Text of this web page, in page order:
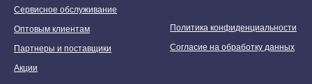
Сервисное обслуживание
Оптовым клиентам
Партнеры и поставщики
Акции
Политика конфиденциальности
Согласие на обработку данных